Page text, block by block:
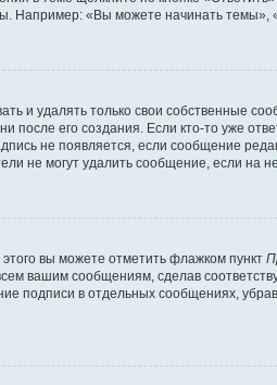
Например: «Вы можете начинать темы»,
и удалять только свои собственные
после его создания. Если кто-то уже
не появляется, если сообщение
не могут удалить сообщение, если на
вы можете отметить флажком пункт
вашим сообщениям, сделав
подписи в отдельных сообщениях,